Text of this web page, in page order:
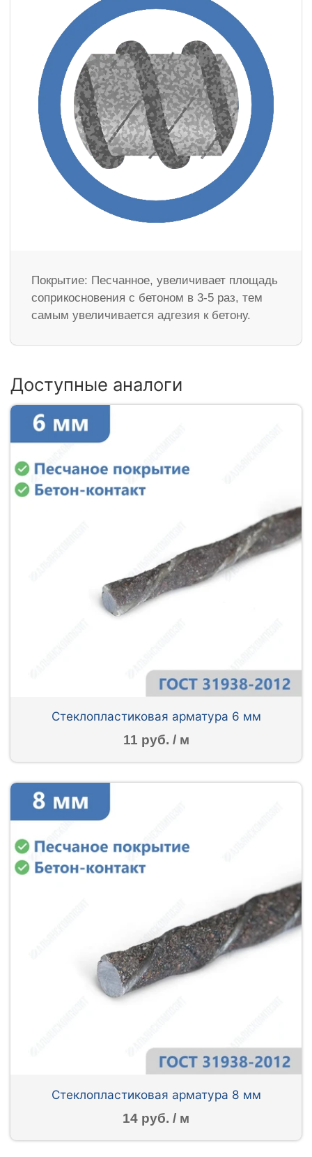
Покрытие: Песчанное, увеличивает площадь
соприкосновения с бетоном в 3-5 раз, тем
самым увеличивается адгезия к бетону.
Доступные аналоги
Стеклопластиковая арматура 6 мм
11 руб. / м
Стеклопластиковая арматура 8 мм
14 руб. / м